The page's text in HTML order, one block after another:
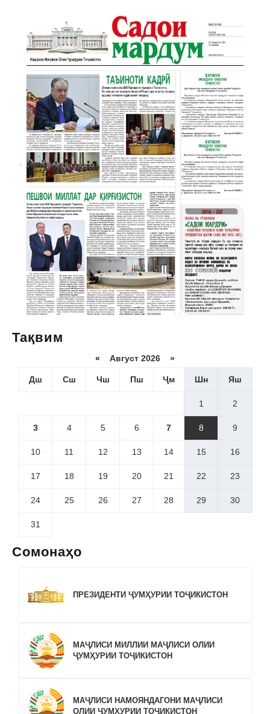
Тақвим
« Август 2026 »
Дш Сш Чш Пш Ҷм Шн Яш
1 2
3 4 5 6 7 8 9
10 11 12 13 14 15 16
17 18 19 20 21 22 23
24 25 26 27 28 29 30
31
Сомонаҳо
ПРЕЗИДЕНТИ ҶУМҲУРИИ ТОҶИКИСТОН
МАҶЛИСИ МИЛЛИИ МАҶЛИСИ ОЛИИ
ҶУМҲУРИИ ТОҶИКИСТОН
МАҶЛИСИ НАМОЯНДАГОНИ МАҶЛИСИ
ОЛИИ ҶУМҲУРИИ ТОҶИКИСТОН